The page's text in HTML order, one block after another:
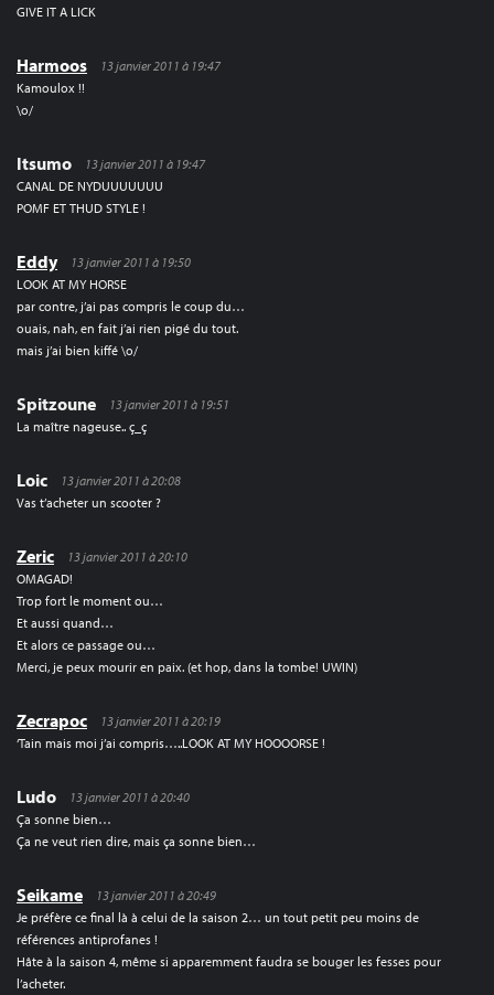
GIVE IT A LICK
Harmoos
13 janvier 2011 à 19:47
Kamoulox !!
\o/
Itsumo
13 janvier 2011 à 19:47
CANAL DE NYDUUUUUUU
POMF ET THUD STYLE !
Eddy
13 janvier 2011 à 19:50
LOOK AT MY HORSE
par contre, j’ai pas compris le coup du…
ouais, nah, en fait j’ai rien pigé du tout.
mais j’ai bien kiffé \o/
Spitzoune
13 janvier 2011 à 19:51
La maître nageuse.. ç_ç
Loic
13 janvier 2011 à 20:08
Vas t’acheter un scooter ?
Zeric
13 janvier 2011 à 20:10
OMAGAD!
Trop fort le moment ou…
Et aussi quand…
Et alors ce passage ou…
Merci, je peux mourir en paix. (et hop, dans la tombe! UWIN)
Zecrapoc
13 janvier 2011 à 20:19
‘Tain mais moi j’ai compris…..LOOK AT MY HOOOORSE !
Ludo
13 janvier 2011 à 20:40
Ça sonne bien…
Ça ne veut rien dire, mais ça sonne bien…
Seikame
13 janvier 2011 à 20:49
Je préfère ce final là à celui de la saison 2… un tout petit peu moins de
références antiprofanes !
Hâte à la saison 4, même si apparemment faudra se bouger les fesses pour
l’acheter.